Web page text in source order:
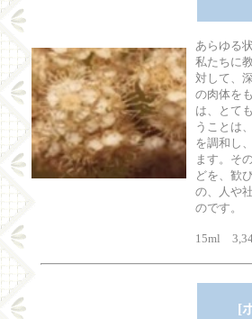
あらゆる
私たちに
対して、
の肉体を
は、とて
うことは
を調和し
ます。そ
どを、歓
の、人や
のです。
15ml
[